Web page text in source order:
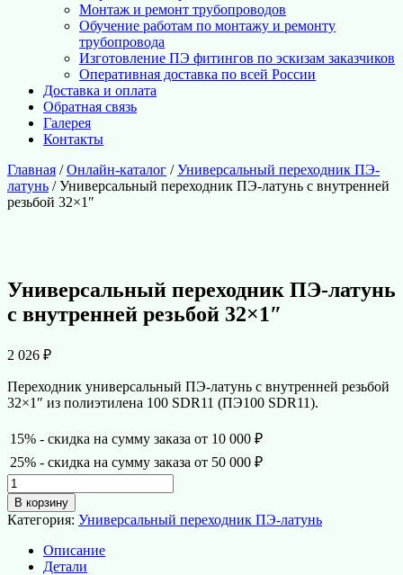
Монтаж и ремонт трубопроводов
Обучение работам по монтажу и ремонту
трубопровода
Изготовление ПЭ фитингов по эскизам заказчиков
Оперативная доставка по всей России
Доставка и оплата
Обратная связь
Галерея
Контакты
Главная /Онлайн-каталог /Универсальный переходник ПЭ-
латунь / Универсальный переходник ПЭ-латунь с внутренней
резьбой 32×1″
Универсальный переходник ПЭ-латунь
с внутренней резьбой 32×1″
2 026 ₽
Переходник универсальный ПЭ-латунь с внутренней резьбой
32×1″ из полиэтилена 100 SDR11 (ПЭ100 SDR11).
15% - скидка на сумму заказа от 10 000 ₽
25% - скидка на сумму заказа от 50 000 ₽
Количество
товара
Универсальный
переходник
ПЭ-
латунь
В корзину
Категория: Универсальный переходник ПЭ-латунь
Описание
Детали